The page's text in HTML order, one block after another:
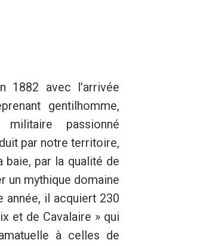
1882 avec l’arrivée
gentilhomme,
passionné
par notre territoire,
baie, par la qualité de
un mythique domaine
il acquiert 230
et de Cavalaire » qui
à celles de